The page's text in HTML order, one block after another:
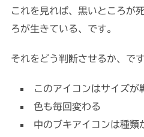
これを見れば、黒いところが
ろが生きている、です。
それをどう判断させるか、です
このアイコンはサイズが
色も毎回変わる
中のブキアイコンは種類